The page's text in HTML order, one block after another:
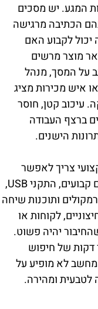
המגע. יש מסכים
הכתיבה מרגישה
יכול לקבוע האם
מוצר מרשים
על המסך, מנהל
איש מכירות מציג
עיכוב קטן, חוסר
ברצף העבודה
הישנים.
צריך לאפשר
עבודה נוחה עם מחשבים ניידים, מחשבים קבועים, התקני USB,
ותוכנות שיחה
לקוחות או
יהיה פשוט.
של חיפוש
לא מופיע על
ומהירה.